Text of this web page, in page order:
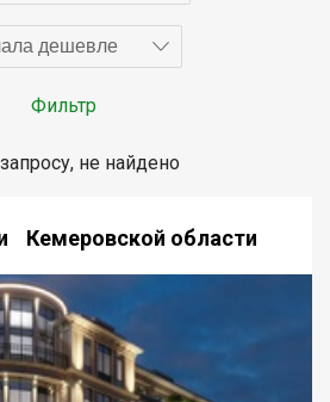
дешевле
Фильтр
не найдено
Кемеровской области